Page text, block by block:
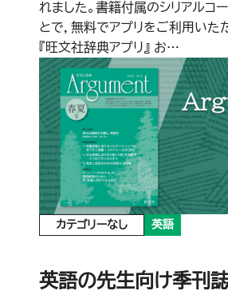
れました。書籍付属のシリアルコ
とで，無料でアプリをご利用いた
『旺文社辞典アプリ』 お…
カテゴリーなし 英語
英語の先生向け季刊